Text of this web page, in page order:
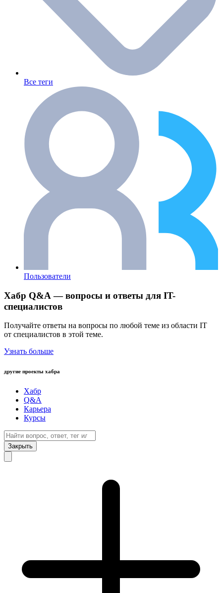
Все теги
Пользователи
Хабр Q&A — вопросы и ответы для IT-
специалистов
Получайте ответы на вопросы по любой теме из области IT
от специалистов в этой теме.
Узнать больше
другие проекты хабра
Хабр
Q&A
Карьера
Курсы
Закрыть